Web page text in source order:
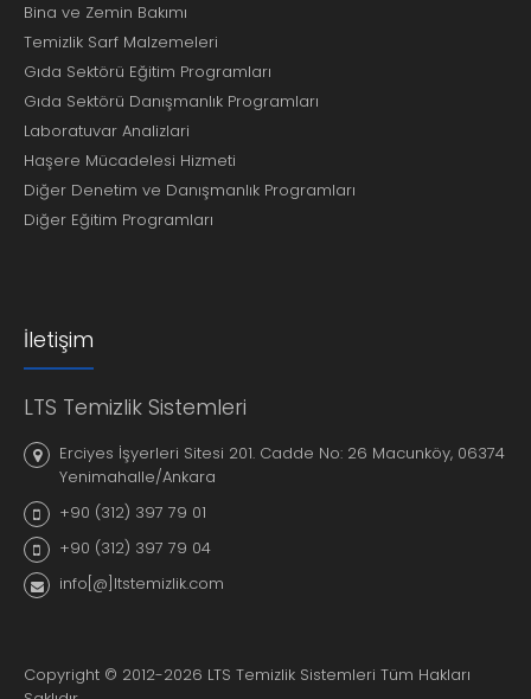
Bina ve Zemin Bakımı
Temizlik Sarf Malzemeleri
Gıda Sektörü Eğitim Programları
Gıda Sektörü Danışmanlık Programları
Laboratuvar Analizlari
Haşere Mücadelesi Hizmeti
Diğer Denetim ve Danışmanlık Programları
Diğer Eğitim Programları
İletişim
LTS Temizlik Sistemleri
Erciyes İşyerleri Sitesi 201. Cadde No: 26 Macunköy, 06374
Yenimahalle/Ankara
+90 (312) 397 79 01
+90 (312) 397 79 04
info[@]ltstemizlik.com
Copyright © 2012-2026 LTS Temizlik Sistemleri Tüm Hakları